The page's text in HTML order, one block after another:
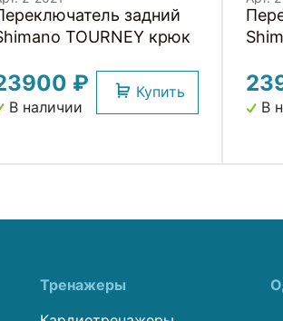
задний
TOURNEY крюк
₽
В наличии
Купить
В
Тренажеры